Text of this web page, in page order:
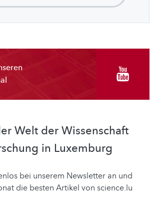
Welt der Wissenschaft
in Luxemburg
bei unserem Newsletter an und
die besten Artikel von science.lu